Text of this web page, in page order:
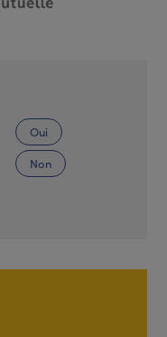
Oui
Non